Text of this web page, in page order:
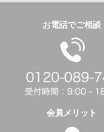
お電話でご相談
会員メリット